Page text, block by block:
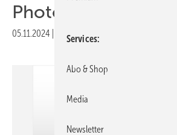
Photovoltaikanlagen
05.11.2024 Druckvorschau
Services
Abo & Shop
Media
Newsletter